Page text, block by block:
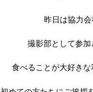
昨日は協力
撮影部として参
食べることが大好き